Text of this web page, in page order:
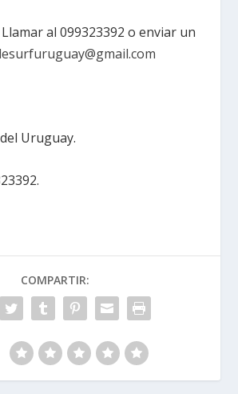
al 099323392 o enviar un
Uruguay.
COMPARTIR: